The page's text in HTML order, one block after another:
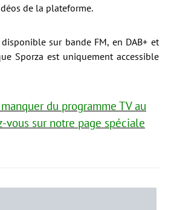
de la plateforme.
sur bande FM, en DAB+ et
Sporza est uniquement accessible
du programme TV au
vous sur notre page spéciale